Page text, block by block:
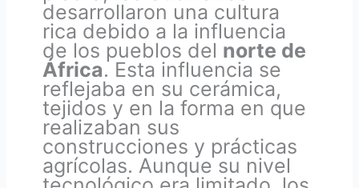
desarrollaron una cultura
rica debido a la influencia
de los pueblos del norte de
África. Esta influencia se
reflejaba en su cerámica,
tejidos y en la forma en que
realizaban sus
construcciones y prácticas
agrícolas. Aunque su nivel